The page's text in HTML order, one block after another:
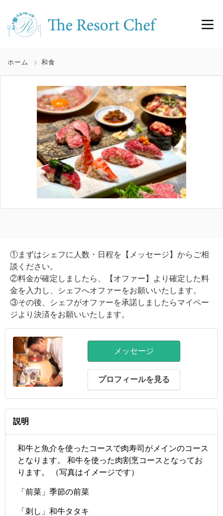
ホーム 和食
①まずはシェフに人数・日程を【メッセージ】からご相
談ください。
②料金が確定しましたら、【オファー】より確定した料
金を入力し、シェフへオファーをお願いいたします。
③その後、シェフがオファーを承諾しましたらマイペー
ジより決済をお願いいたします。
メッセージ
プロフィールを見る
説明
和牛と魚介を使ったコースで肉寿司がメインのコース
となります。 和牛を使った肉割烹コースとなってお
ります。 （写真はイメージです）
「前菜」季節の前菜
「刺し」和牛タタキ